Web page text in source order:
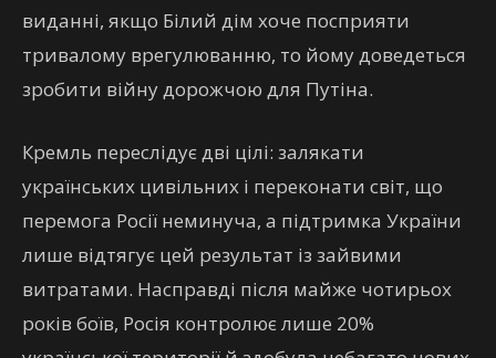
виданні, якщо Білий дім хоче посприяти
тривалому врегулюванню, то йому доведеться
зробити війну дорожчою для Путіна.
Кремль переслідує дві цілі: залякати
українських цивільних і переконати світ, що
перемога Росії неминуча, а підтримка України
лише відтягує цей результат із зайвими
витратами. Насправді після майже чотирьох
років боїв, Росія контролює лише 20%